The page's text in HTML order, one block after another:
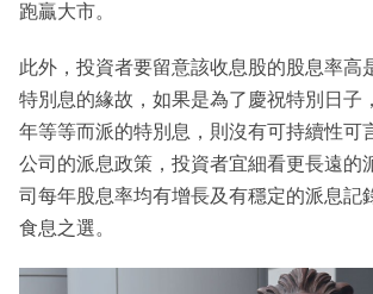
跑贏大市。
此外，投資者要留意該收息股的股息率高
特別息的緣故，如果是為了慶祝特別日子
年等等而派的特別息，則沒有可持續性可
公司的派息政策，投資者宜細看更長遠的
司每年股息率均有增長及有穩定的派息記
食息之選。